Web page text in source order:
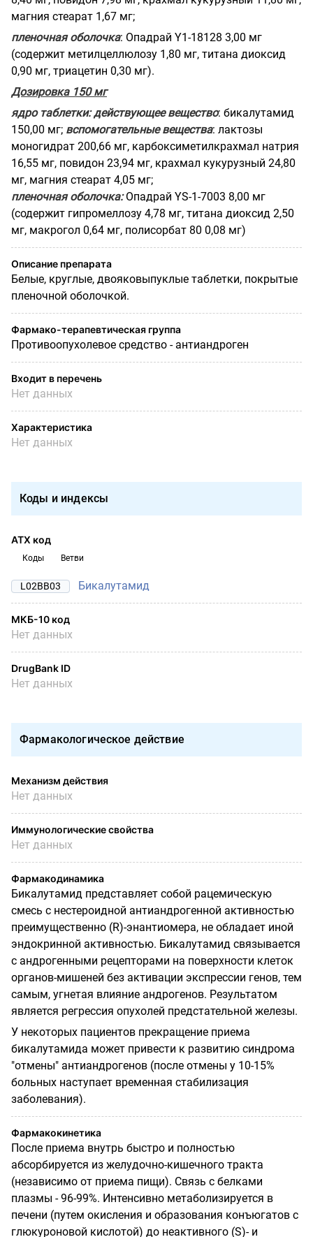
магния стеарат 1,67 мг;
пленочная оболочка: Опадрай Y1-18128 3,00 мг
(содержит метилцеллюлозу 1,80 мг, титана диоксид
0,90 мг, триацетин 0,30 мг).
Дозировка 150 мг
ядро таблетки:действующее вещество: бикалутамид
150,00 мг; вспомогательные вещества: лактозы
моногидрат 200,66 мг, карбоксиметилкрахмал натрия
16,55 мг, повидон 23,94 мг, крахмал кукурузный 24,80
мг, магния стеарат 4,05 мг;
пленочная оболочка:Опадрай YS-1-7003 8,00 мг
(содержит гипромеллозу 4,78 мг, титана диоксид 2,50
мг, макрогол 0,64 мг, полисорбат 80 0,08 мг)
Описание препарата
Белые, круглые, двояковыпуклые таблетки, покрытые
пленочной оболочкой.
Фармако-терапевтическая группа
Противоопухолевое средство - антиандроген
Входит в перечень
Нет данных
Характеристика
Нет данных
Коды и индексы
АТХ код
Коды Ветви
L02BB03 Бикалутамид
МКБ-10 код
Нет данных
DrugBank ID
Нет данных
Фармакологическое действие
Механизм действия
Нет данных
Иммунологические свойства
Нет данных
Фармакодинамика
Бикалутамид представляет собой рацемическую
смесь с нестероидной антиандрогенной активностью
преимущественно (R)-энантиомера, не обладает иной
эндокринной активностью. Бикалутамид связывается
с андрогенными рецепторами на поверхности клеток
органов-мишеней без активации экспрессии генов, тем
самым, угнетая влияние андрогенов. Результатом
является регрессия опухолей предстательной железы.
У некоторых пациентов прекращение приема
бикалутамида может привести к развитию синдрома
"отмены" антиандрогенов (после отмены у 10-15%
больных наступает временная стабилизация
заболевания).
Фармакокинетика
После приема внутрь быстро и полностью
абсорбируется из желудочно-кишечного тракта
(независимо от приема пищи). Связь с белками
плазмы - 96-99%. Интенсивно метаболизируется в
печени (путем окисления и образования конъюгатов с
глюкуроновой кислотой) до неактивного (S)- и